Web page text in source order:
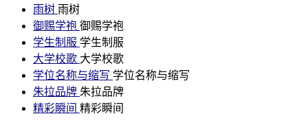
雨树 雨树
御赐学袍 御赐学袍
学生制服 学生制服
大学校歌 大学校歌
学位名称与缩写 学位名称与缩写
朱拉品牌 朱拉品牌
精彩瞬间 精彩瞬间